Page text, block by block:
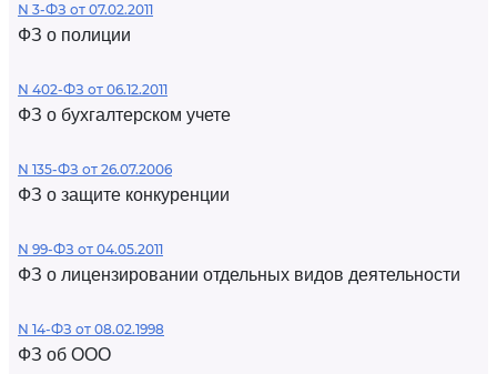
N 3-ФЗ от 07.02.2011
ФЗ о полиции
N 402-ФЗ от 06.12.2011
ФЗ о бухгалтерском учете
N 135-ФЗ от 26.07.2006
ФЗ о защите конкуренции
N 99-ФЗ от 04.05.2011
ФЗ о лицензировании отдельных видов деятельности
N 14-ФЗ от 08.02.1998
ФЗ об ООО